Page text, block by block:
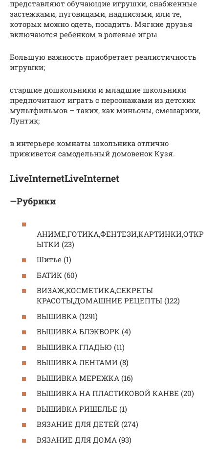
представляют обучающие игрушки, снабженные
застежками, пуговицами, надписями, или те,
которых можно одеть, посадить. Мягкие друзья
включаются ребенком в ролевые игры
Большую важность приобретает реалистичность
игрушки;
старшие дошкольники и младшие школьники
предпочитают играть с персонажами из детских
мультфильмов – таких, как миньоны, смешарики,
Лунтик;
в интерьере комнаты школьника отлично
приживется самодельный домовенок Кузя.
LiveInternetLiveInternet
—Рубрики
АНИМЕ,ГОТИКА,ФЕНТЕЗИ,КАРТИНКИ,ОТКР
ЫТКИ (23)
Шитье (1)
БАТИК (60)
ВИЗАЖ,КОСМЕТИКА,СЕКРЕТЫ
КРАСОТЫ,ДОМАШНИЕ РЕЦЕПТЫ (122)
ВЫШИВКА (1291)
ВЫШИВКА БЛЭКВОРК (4)
ВЫШИВКА ГЛАДЬЮ (11)
ВЫШИВКА ЛЕНТАМИ (8)
ВЫШИВКА МЕРЕЖКА (16)
ВЫШИВКА НА ПЛАСТИКОВОЙ КАНВЕ (20)
ВЫШИВКА РИШЕЛЬЕ (1)
ВЯЗАНИЕ ДЛЯ ДЕТЕЙ (274)
ВЯЗАНИЕ ДЛЯ ДОМА (93)